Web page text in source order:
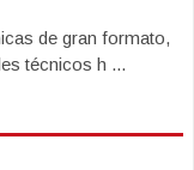
de gran formato,
técnicos h ...